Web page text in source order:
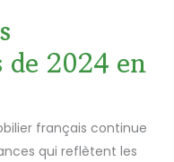
2024 en
français continue
qui reflètent les